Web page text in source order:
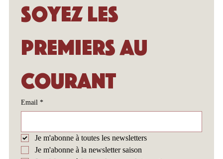
Une saison de cirque incontournable en
Soyez les
premiers au
courant
Email *
Je m'abonne à toutes les newsletters
Je m'abonne à la newsletter saison